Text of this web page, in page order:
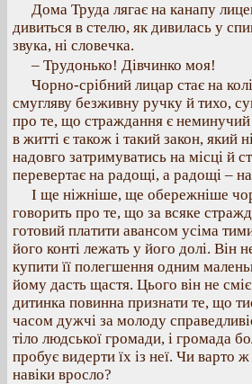
Дома Труда лягає на канапу
дивиться в стелю, як дивилась у
звука, ні словечка.
– Трудонько! Дівчинко моя!
Чорно-срібний лицар стає на
смугляву безживну ручку й тихо,
про те, що страждання є
в житті є також і такий закон, який
надовго затримуватись на місці й
перевертає на радощі, а радощі –
І ще ніжніше, ще обережніше
говорить про те, що за всяке
готовий платити авансом усіма
його конті лежать у його долі. Він
купити її полегшення одним
йому дасть щастя. Цього він не
дитинка повинна признати те, що
часом дужчі за молоду
тіло людської громади, і громада
пробує видерти їх із неї. Чи варто
навіки вросло?